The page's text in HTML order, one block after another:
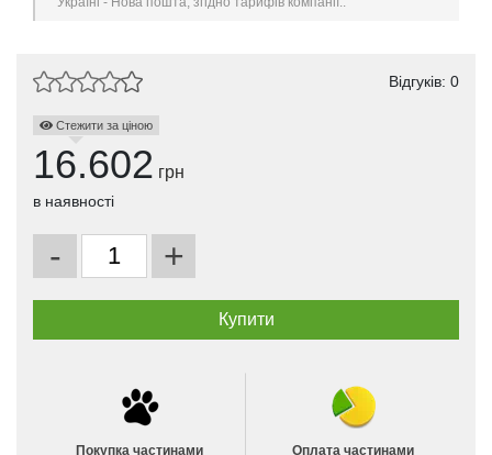
Відгуків: 0
Стежити за ціною
16.602 грн
в наявності
- +
Покупка частинами
Оплата частинами